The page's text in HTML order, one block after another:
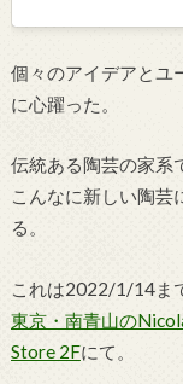
個々のアイデアとユ
に心躍った。
伝統ある陶芸の家系
こんなに新しい陶芸
る。
これは2022/1/14ま
東京・南青山の
Store 2Fにて。